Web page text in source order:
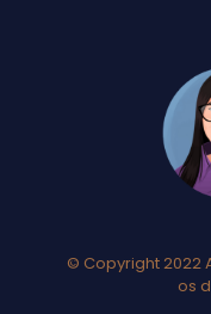
© Copyright 2022
os